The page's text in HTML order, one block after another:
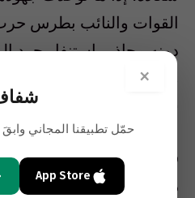
القوات والنائب بطرس
من مجمل ناخبي القضاء،
سعادة، نتيجة تغييب مرشح
في زغرتا سوف يسعى
ميشال معوض الى الوزير
×
حمّل تطبيقنا المجاني
App Store